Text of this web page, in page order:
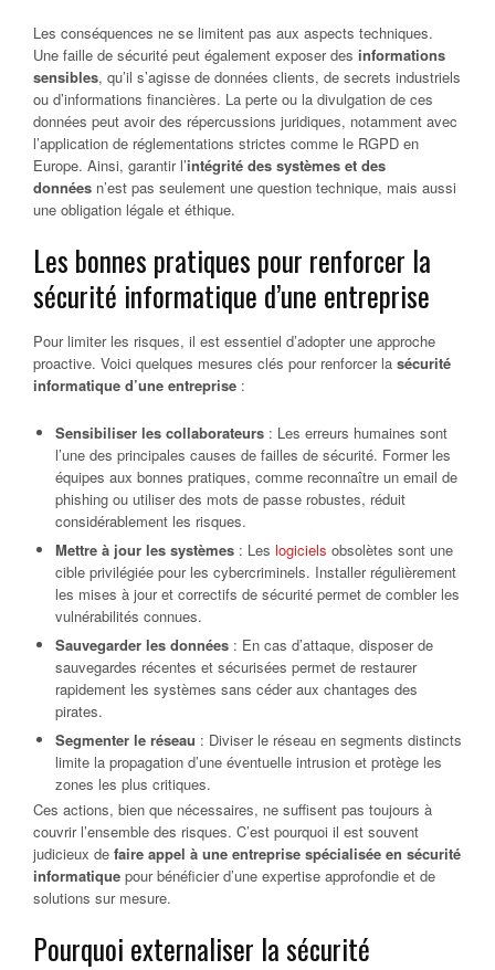
Les conséquences ne se limitent pas aux aspects techniques.
Une faille de sécurité peut également exposer des informations
sensibles, qu’il s’agisse de données clients, de secrets industriels
ou d’informations financières. La perte ou la divulgation de ces
données peut avoir des répercussions juridiques, notamment avec
l’application de réglementations strictes comme le RGPD en
Europe. Ainsi, garantir l’intégrité des systèmes et des
données n’est pas seulement une question technique, mais aussi
une obligation légale et éthique.
Les bonnes pratiques pour renforcer la
sécurité informatique d’une entreprise
Pour limiter les risques, il est essentiel d’adopter une approche
proactive. Voici quelques mesures clés pour renforcer la sécurité
informatique d’une entreprise :
Sensibiliser les collaborateurs : Les erreurs humaines sont
l’une des principales causes de failles de sécurité. Former les
équipes aux bonnes pratiques, comme reconnaître un email de
phishing ou utiliser des mots de passe robustes, réduit
considérablement les risques.
Mettre à jour les systèmes : Les logiciels obsolètes sont une
cible privilégiée pour les cybercriminels. Installer régulièrement
les mises à jour et correctifs de sécurité permet de combler les
vulnérabilités connues.
Sauvegarder les données : En cas d’attaque, disposer de
sauvegardes récentes et sécurisées permet de restaurer
rapidement les systèmes sans céder aux chantages des
pirates.
Segmenter le réseau : Diviser le réseau en segments distincts
limite la propagation d’une éventuelle intrusion et protège les
zones les plus critiques.
Ces actions, bien que nécessaires, ne suffisent pas toujours à
couvrir l’ensemble des risques. C’est pourquoi il est souvent
judicieux de faire appel à une entreprise spécialisée en sécurité
informatique pour bénéficier d’une expertise approfondie et de
solutions sur mesure.
Pourquoi externaliser la sécurité